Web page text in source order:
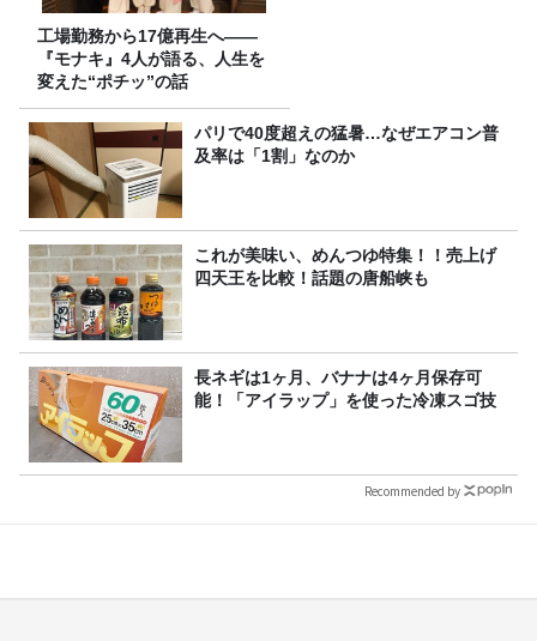
工場勤務から17億再生へ——
『モナキ』4人が語る、人生を
変えた“ポチッ”の話
パリで40度超えの猛暑…なぜエアコン普
及率は「1割」なのか
これが美味い、めんつゆ特集！！売上げ
四天王を比較！話題の唐船峡も
長ネギは1ヶ月、バナナは4ヶ月保存可
能！「アイラップ」を使った冷凍スゴ技
Recommended by